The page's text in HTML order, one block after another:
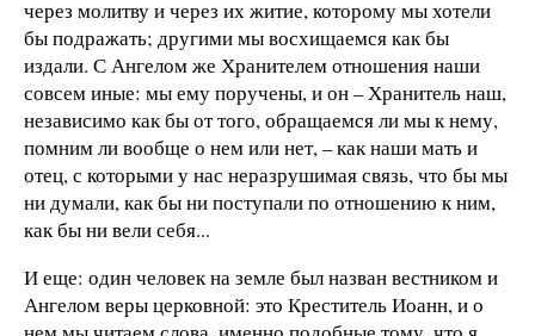
через молитву и через их житие, которому мы хотели
бы подражать; другими мы восхищаемся как бы
издали. С Ангелом же Хранителем отношения наши
совсем иные: мы ему поручены, и он – Хранитель наш,
независимо как бы от того, обращаемся ли мы к нему,
помним ли вообще о нем или нет, – как наши мать и
отец, с которыми у нас неразрушимая связь, что бы мы
ни думали, как бы ни поступали по отношению к ним,
как бы ни вели себя...
И еще: один человек на земле был назван вестником и
Ангелом веры церковной: это Креститель Иоанн, и о